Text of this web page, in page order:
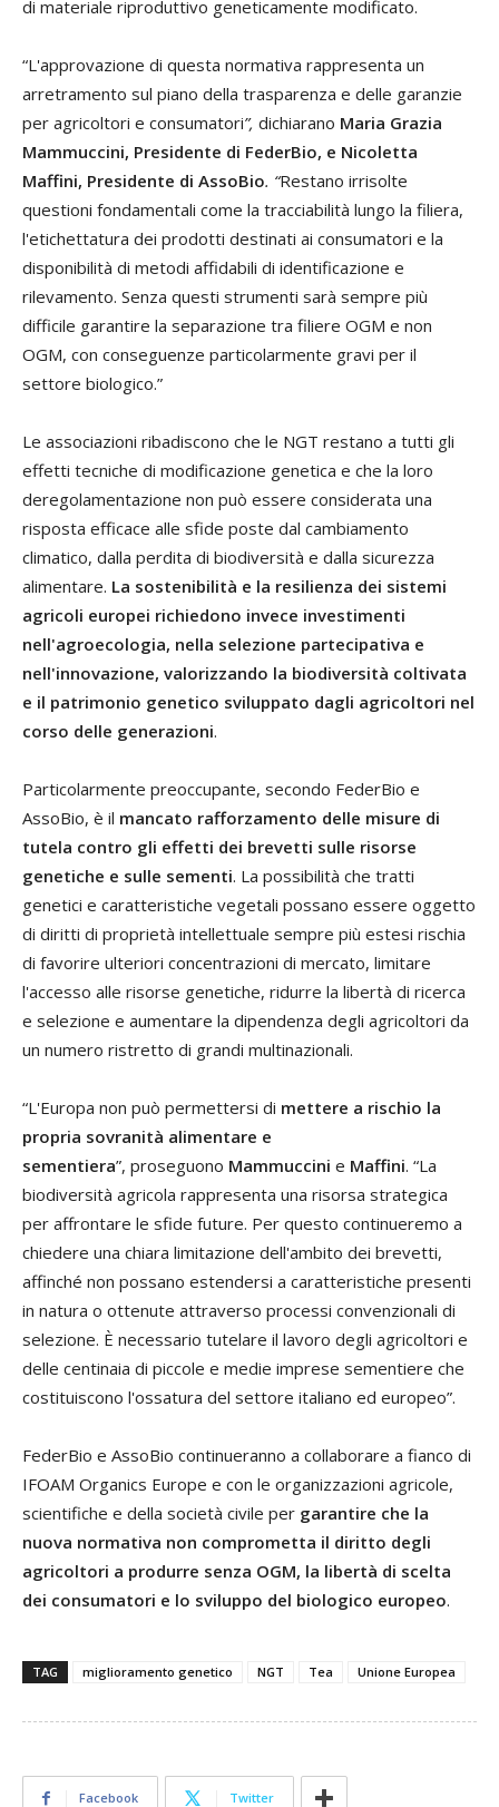
di materiale riproduttivo geneticamente modificato.
“L'approvazione di questa normativa rappresenta un
arretramento sul piano della trasparenza e delle garanzie
per agricoltori e consumatori”, dichiarano Maria Grazia
Mammuccini, Presidente di FederBio, e Nicoletta
Maffini, Presidente di AssoBio. “Restano irrisolte
questioni fondamentali come la tracciabilità lungo la filiera,
l'etichettatura dei prodotti destinati ai consumatori e la
disponibilità di metodi affidabili di identificazione e
rilevamento. Senza questi strumenti sarà sempre più
difficile garantire la separazione tra filiere OGM e non
OGM, con conseguenze particolarmente gravi per il
settore biologico.”
Le associazioni ribadiscono che le NGT restano a tutti gli
effetti tecniche di modificazione genetica e che la loro
deregolamentazione non può essere considerata una
risposta efficace alle sfide poste dal cambiamento
climatico, dalla perdita di biodiversità e dalla sicurezza
alimentare. La sostenibilità e la resilienza dei sistemi
agricoli europei richiedono invece investimenti
nell'agroecologia, nella selezione partecipativa e
nell'innovazione, valorizzando la biodiversità coltivata
e il patrimonio genetico sviluppato dagli agricoltori nel
corso delle generazioni.
Particolarmente preoccupante, secondo FederBio e
AssoBio, è il mancato rafforzamento delle misure di
tutela contro gli effetti dei brevetti sulle risorse
genetiche e sulle sementi. La possibilità che tratti
genetici e caratteristiche vegetali possano essere oggetto
di diritti di proprietà intellettuale sempre più estesi rischia
di favorire ulteriori concentrazioni di mercato, limitare
l'accesso alle risorse genetiche, ridurre la libertà di ricerca
e selezione e aumentare la dipendenza degli agricoltori da
un numero ristretto di grandi multinazionali.
“L'Europa non può permettersi di mettere a rischio la
propria sovranità alimentare e
sementiera”, proseguono Mammuccini e Maffini. “La
biodiversità agricola rappresenta una risorsa strategica
per affrontare le sfide future. Per questo continueremo a
chiedere una chiara limitazione dell'ambito dei brevetti,
affinché non possano estendersi a caratteristiche presenti
in natura o ottenute attraverso processi convenzionali di
selezione. È necessario tutelare il lavoro degli agricoltori e
delle centinaia di piccole e medie imprese sementiere che
costituiscono l'ossatura del settore italiano ed europeo”.
FederBio e AssoBio continueranno a collaborare a fianco di
IFOAM Organics Europe e con le organizzazioni agricole,
scientifiche e della società civile per garantire che la
nuova normativa non comprometta il diritto degli
agricoltori a produrre senza OGM, la libertà di scelta
dei consumatori e lo sviluppo del biologico europeo.
TAG miglioramento genetico NGT Tea Unione Europea
Facebook Twitter